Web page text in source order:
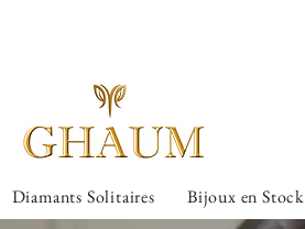
Diamants Solitaires Bijoux en Stock